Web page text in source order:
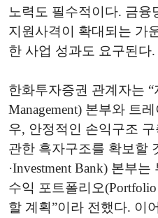
노력도 필수적이다. 금
지원사격이 확대되는 가
한 사업 성과도 요구된다.
한화투자증권 관계자는 “
Management) 본부와 트
우, 안정적인 손익구조
관한 흑자구조를 확보할
·Investment Bank) 본부
수익 포트폴리오
할 계획”이라 전했다. 이